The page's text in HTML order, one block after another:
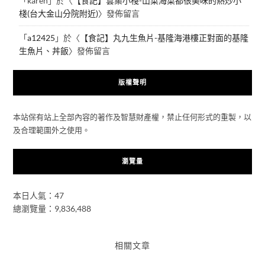
棧(台大金山分院附近)〉發佈留言
「a12425 」於〈 【食記】丸九生魚片-基隆海港樓正對面的基隆
生魚片、丼飯〉發佈留言
版權聲明
本站保有站上全部內容的著作及智慧財產權，禁止任何形式的重製，以
及合理範圍外之使用。
瀏覽量
本日人氣：47
總瀏覽量：9,836,488
相關文章